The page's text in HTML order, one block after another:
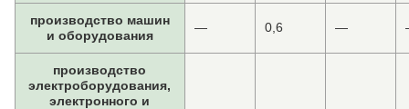
производство машин
и оборудования
— 0,6 —
производство
электроборудования,
электронного и